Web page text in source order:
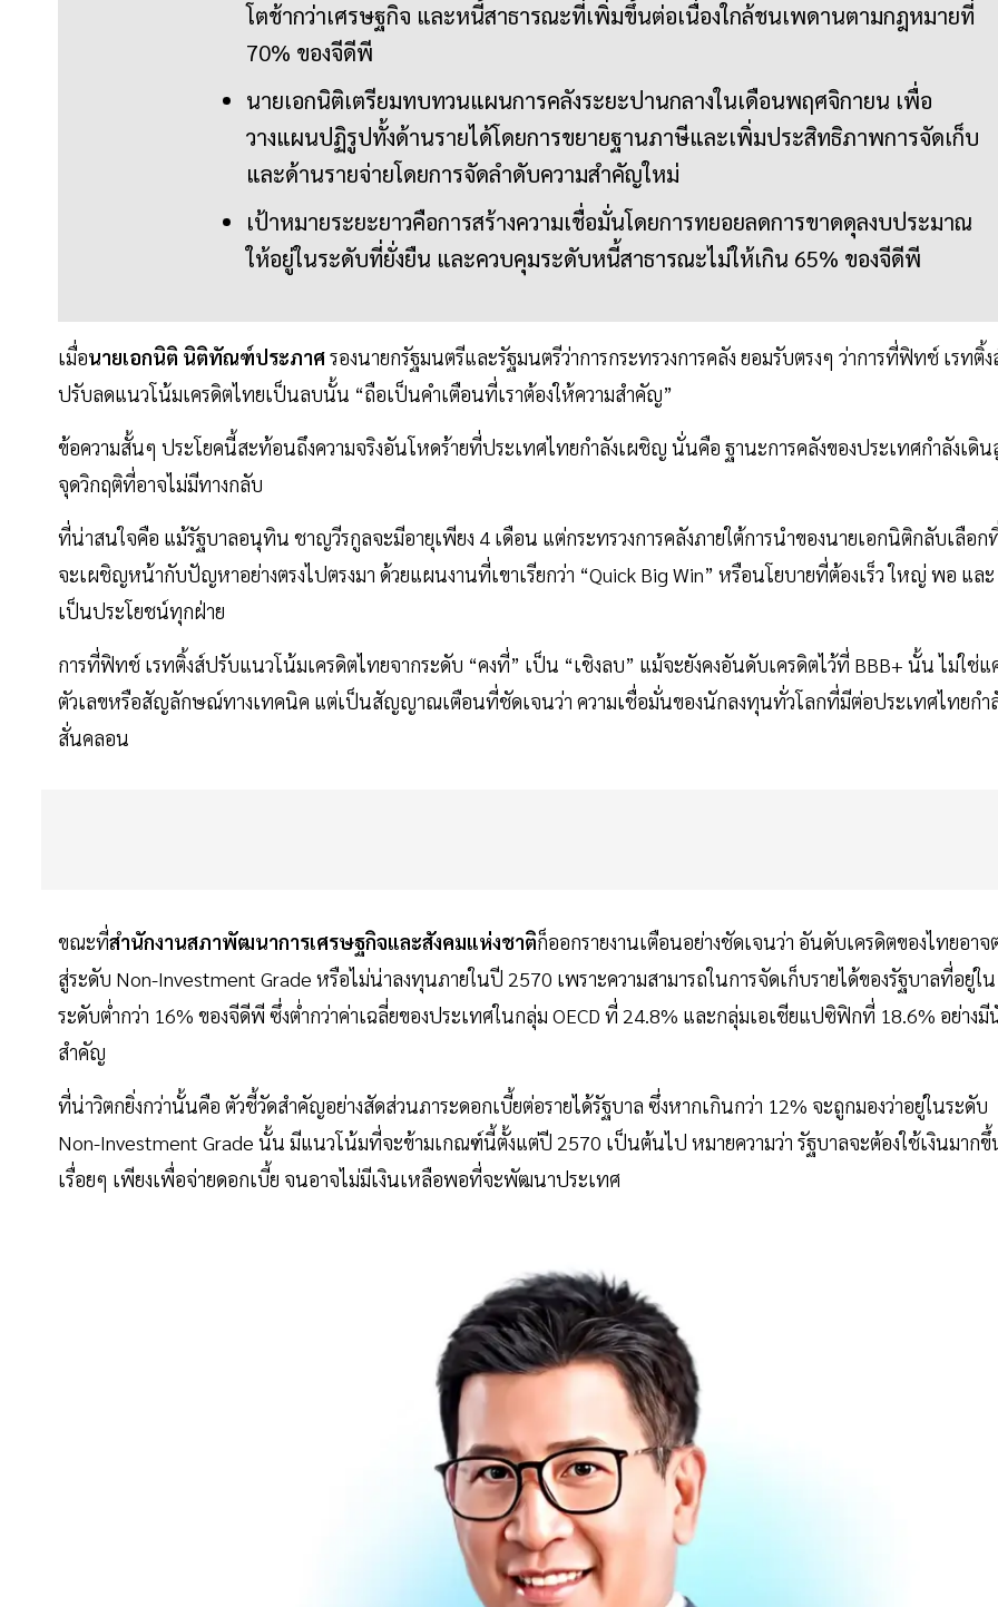
โตช้ากว่าเศรษฐกิจ และหนี้สาธารณะที่เพิ่มขึ้นต่อเนื่องใกล้ชนเพดานตามกฎหมายที่
70% ของจีดีพี
นายเอกนิติเตรียมทบทวนแผนการคลังระยะปานกลางในเดือนพฤศจิกายน เพื่อ
วางแผนปฏิรูปทั้งด้านรายได้โดยการขยายฐานภาษีและเพิ่มประสิทธิภาพการจัดเก็บ
และด้านรายจ่ายโดยการจัดลำดับความสำคัญใหม่
เป้าหมายระยะยาวคือการสร้างความเชื่อมั่นโดยการทยอยลดการขาดดุลงบประมาณ
ให้อยู่ในระดับที่ยั่งยืน และควบคุมระดับหนี้สาธารณะไม่ให้เกิน 65% ของจีดีพี
เมื่อนายเอกนิติ นิติทัณฑ์ประภาศรองนายกรัฐมนตรีและรัฐมนตรีว่าการกระทรวงการคลัง ยอมรับตรงๆ ว่าการที่ฟิทช์ เรทติ้ง
ปรับลดแนวโน้มเครดิตไทยเป็นลบนั้น “ถือเป็นคำเตือนที่เราต้องให้ความสำคัญ”
ข้อความสั้นๆ ประโยคนี้สะท้อนถึงความจริงอันโหดร้ายที่ประเทศไทยกำลังเผชิญ นั่นคือ ฐานะการคลังของประเทศกำลังเดิน
จุดวิกฤติที่อาจไม่มีทางกลับ
ที่น่าสนใจคือ แม้รัฐบาลอนุทิน ชาญวีรกูลจะมีอายุเพียง 4 เดือน แต่กระทรวงการคลังภายใต้การนำของนายเอกนิติกลับเลือก
จะเผชิญหน้ากับปัญหาอย่างตรงไปตรงมา ด้วยแผนงานที่เขาเรียกว่า “Quick Big Win” หรือนโยบายที่ต้องเร็ว ใหญ่ พอ และ
เป็นประโยชน์ทุกฝ่าย
การที่ฟิทช์ เรทติ้งส์ปรับแนวโน้มเครดิตไทยจากระดับ “คงที่” เป็น “เชิงลบ” แม้จะยังคงอันดับเครดิตไว้ที่ BBB+ นั้น ไม่ใช่แ
ตัวเลขหรือสัญลักษณ์ทางเทคนิค แต่เป็นสัญญาณเตือนที่ชัดเจนว่า ความเชื่อมั่นของนักลงทุนทั่วโลกที่มีต่อประเทศไทยกำ
สั่นคลอน
ขณะที่สำนักงานสภาพัฒนาการเศรษฐกิจและสังคมแห่งชาติก็ออกรายงานเตือนอย่างชัดเจนว่า อันดับเครดิตของไทยอาจ
สู่ระดับ Non-Investment Grade หรือไม่น่าลงทุนภายในปี 2570 เพราะความสามารถในการจัดเก็บรายได้ของรัฐบาลที่อยู่ใน
ระดับต่ำกว่า 16% ของจีดีพี ซึ่งต่ำกว่าค่าเฉลี่ยของประเทศในกลุ่ม OECD ที่ 24.8% และกลุ่มเอเชียแปซิฟิกที่ 18.6% อย่างมี
สำคัญ
ที่น่าวิตกยิ่งกว่านั้นคือ ตัวชี้วัดสำคัญอย่างสัดส่วนภาระดอกเบี้ยต่อรายได้รัฐบาล ซึ่งหากเกินกว่า 12% จะถูกมองว่าอยู่ในระดับ
Non-Investment Grade นั้น มีแนวโน้มที่จะข้ามเกณฑ์นี้ตั้งแต่ปี 2570 เป็นต้นไป หมายความว่า รัฐบาลจะต้องใช้เงินมาก
เรื่อยๆ เพียงเพื่อจ่ายดอกเบี้ย จนอาจไม่มีเงินเหลือพอที่จะพัฒนาประเทศ